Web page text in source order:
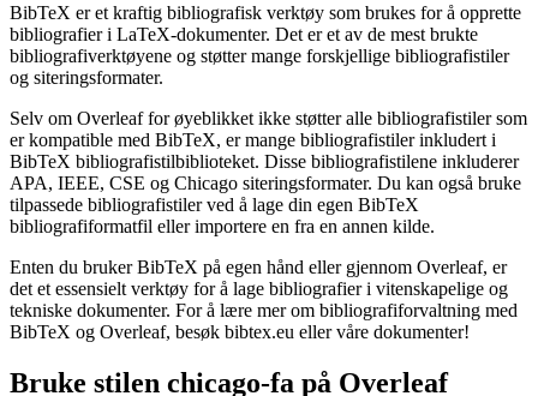
BibTeX er et kraftig bibliografisk verktøy som brukes for å opprette
bibliografier i LaTeX-dokumenter. Det er et av de mest brukte
bibliografiverktøyene og støtter mange forskjellige bibliografistiler
og siteringsformater.
Selv om Overleaf for øyeblikket ikke støtter alle bibliografistiler som
er kompatible med BibTeX, er mange bibliografistiler inkludert i
BibTeX bibliografistilbiblioteket. Disse bibliografistilene inkluderer
APA, IEEE, CSE og Chicago siteringsformater. Du kan også bruke
tilpassede bibliografistiler ved å lage din egen BibTeX
bibliografiformatfil eller importere en fra en annen kilde.
Enten du bruker BibTeX på egen hånd eller gjennom Overleaf, er
det et essensielt verktøy for å lage bibliografier i vitenskapelige og
tekniske dokumenter. For å lære mer om bibliografiforvaltning med
BibTeX og Overleaf, besøk bibtex.eu eller våre dokumenter!
Bruke stilen chicago-fa på Overleaf